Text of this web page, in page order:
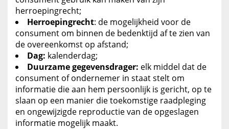
herroepingrecht;
Herroepingrecht: de mogelijkheid voor de
consument om binnen de bedenktijd af te zien van
de overeenkomst op afstand;
Dag: kalenderdag;
Duurzame gegevensdrager: elk middel dat de
consument of ondernemer in staat stelt om
informatie die aan hem persoonlijk is gericht, op te
slaan op een manier die toekomstige raadpleging
en ongewijzigde reproductie van de opgeslagen
informatie mogelijk maakt.